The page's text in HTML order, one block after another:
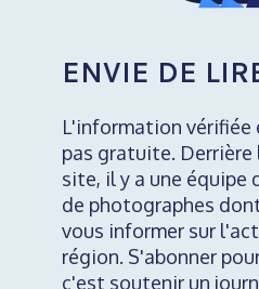
ENVIE DE
L'information
pas gratuite. Derrière
site, il y a une équipe
de photographes
vous informer sur
région. S'abonner
c'est soutenir un